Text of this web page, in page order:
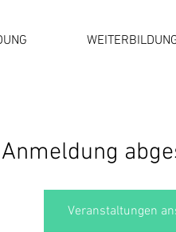
Anmeldung
Veranstaltungen